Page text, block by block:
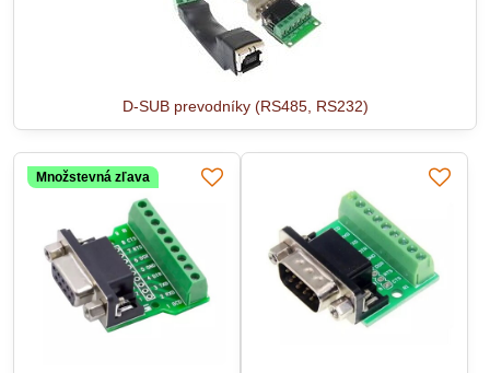
D-SUB prevodníky (RS485, RS232)
Množstevná zľava